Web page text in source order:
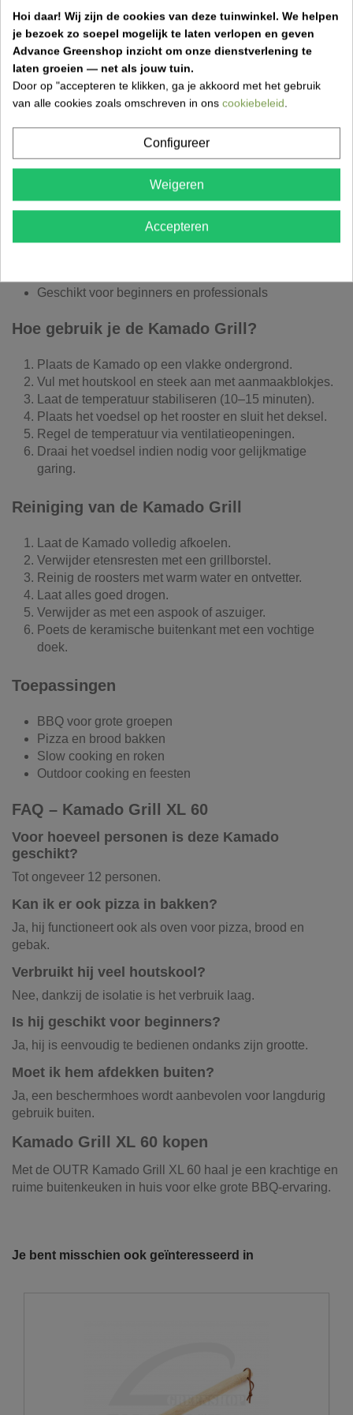
Kenmerken van de Kamado Grill XL 60
Merk: OUTR
Model: Kamado Grill XL 60
Afmetingen: 122 x 134 x 81 cm (H x B x D)
Grillrooster: Ø 51,5 cm
Voordelen van de Kamado XL 60
Groot formaat voor groepen en feesten
2-in-1: grill en ovenfunctie
Uitstekende warmte- en smaakbehoud
Geschikt voor beginners en professionals
Hoe gebruik je de Kamado Grill?
Plaats de Kamado op een vlakke ondergrond.
Vul met houtskool en steek aan met aanmaakblokjes.
Laat de temperatuur stabiliseren (10–15 minuten).
Plaats het voedsel op het rooster en sluit het deksel.
Regel de temperatuur via ventilatieopeningen.
Draai het voedsel indien nodig voor gelijkmatige
garing.
Reiniging van de Kamado Grill
Laat de Kamado volledig afkoelen.
Verwijder etensresten met een grillborstel.
Reinig de roosters met warm water en ontvetter.
Laat alles goed drogen.
Verwijder as met een aspook of aszuiger.
Poets de keramische buitenkant met een vochtige
doek.
Toepassingen
BBQ voor grote groepen
Pizza en brood bakken
Slow cooking en roken
Outdoor cooking en feesten
FAQ – Kamado Grill XL 60
Voor hoeveel personen is deze Kamado
geschikt?
Tot ongeveer 12 personen.
Kan ik er ook pizza in bakken?
Ja, hij functioneert ook als oven voor pizza, brood en
gebak.
Verbruikt hij veel houtskool?
Nee, dankzij de isolatie is het verbruik laag.
Is hij geschikt voor beginners?
Ja, hij is eenvoudig te bedienen ondanks zijn grootte.
Moet ik hem afdekken buiten?
Ja, een beschermhoes wordt aanbevolen voor langdurig
gebruik buiten.
Kamado Grill XL 60 kopen
Met de OUTR Kamado Grill XL 60 haal je een krachtige en
ruime buitenkeuken in huis voor elke grote BBQ-ervaring.
Afmetingen (HxBxD) H 122 x B 134 x D 81 cm
Ja
grond, grind, schors, ...
U wenst graag een losse levering?
Je bent misschien ook geïnteresseerd in
Hoi daar! Wij zijn de cookies van deze tuinwinkel. We helpen
je bezoek zo soepel mogelijk te laten verlopen en geven
Advance Greenshop inzicht om onze dienstverlening te
laten groeien — net als jouw tuin.
Door op "accepteren te klikken, ga je akkoord met het gebruik
van alle cookies zoals omschreven in ons cookiebeleid
Configureer
Weigeren
Accepteren